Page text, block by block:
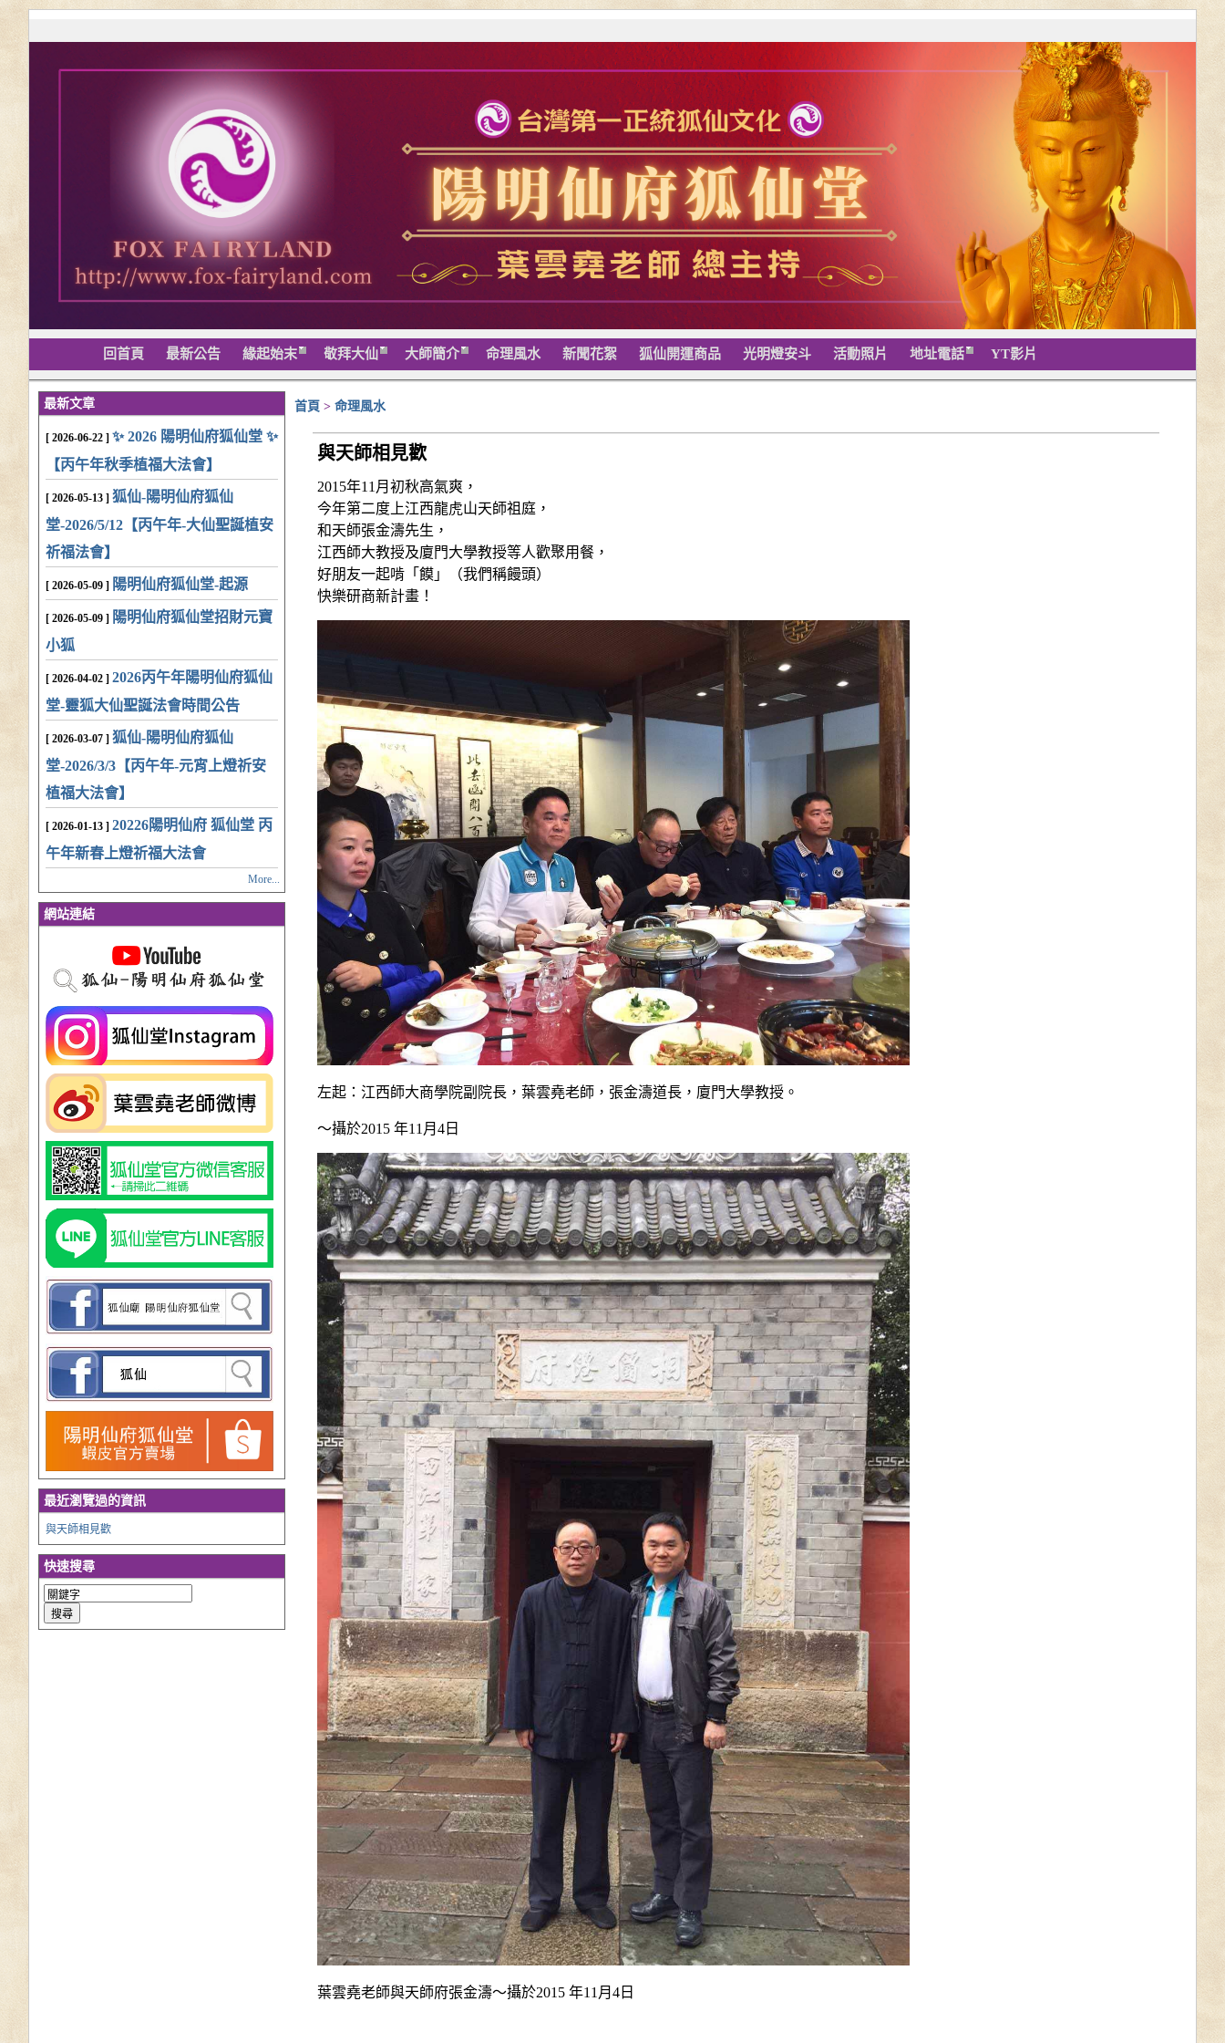
回首頁 最新公告 緣起始末 敬拜大仙 大師簡介 命理風水 新聞花絮 狐仙開運商品 光明燈安斗 活動照片 地址電話 YT影片
最新文章
[ 2026-06-22 ] ✨ 2026 陽明仙府狐仙堂 ✨
【丙午年秋季植福大法會】
[ 2026-05-13 ] 狐仙-陽明仙府狐仙
堂-2026/5/12【丙午年-大仙聖誕植安
祈福法會】
[ 2026-05-09 ] 陽明仙府狐仙堂-起源
[ 2026-05-09 ] 陽明仙府狐仙堂招財元寶
小狐
[ 2026-04-02 ] 2026丙午年陽明仙府狐仙
堂-靈狐大仙聖誕法會時間公告
[ 2026-03-07 ] 狐仙-陽明仙府狐仙
堂-2026/3/3【丙午年-元宵上燈祈安
植福大法會】
[ 2026-01-13 ] 20226陽明仙府 狐仙堂 丙
午年新春上燈祈福大法會
More...
網站連結
最近瀏覽過的資訊
與天師相見歡
快速搜尋
首頁 > 命理風水
與天師相見歡
2015年11月初秋高氣爽，
今年第二度上江西龍虎山天師祖庭，
和天師張金濤先生，
江西師大教授及廈門大學教授等人歡聚用餐，
好朋友一起啃「饃」（我們稱饅頭）
快樂研商新計畫！
左起：江西師大商學院副院長，葉雲堯老師，張金濤道長，廈門大學教授。
～攝於2015 年11月4日
葉雲堯老師與天師府張金濤～攝於2015 年11月4日